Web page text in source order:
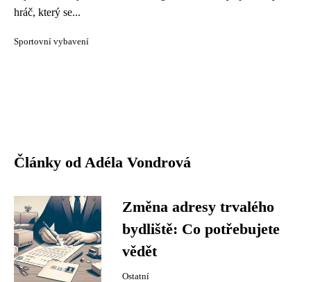
hráč, který se...
Sportovní vybavení
Články od Adéla Vondrová
Změna adresy trvalého
bydliště: Co potřebujete
vědět
Ostatní